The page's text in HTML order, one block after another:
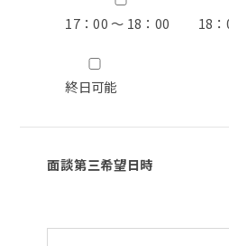
17：00 ～ 18：00 18
終日可能
面談第三希望日時